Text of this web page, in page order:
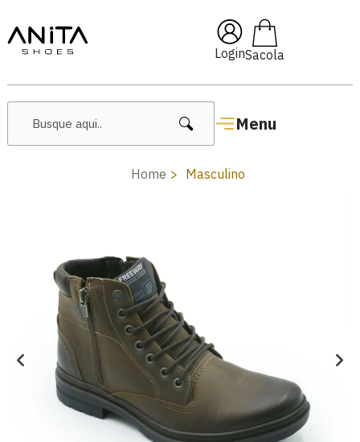
Login
Menu
🔥 Lançamentos Femininos
Home Masculino